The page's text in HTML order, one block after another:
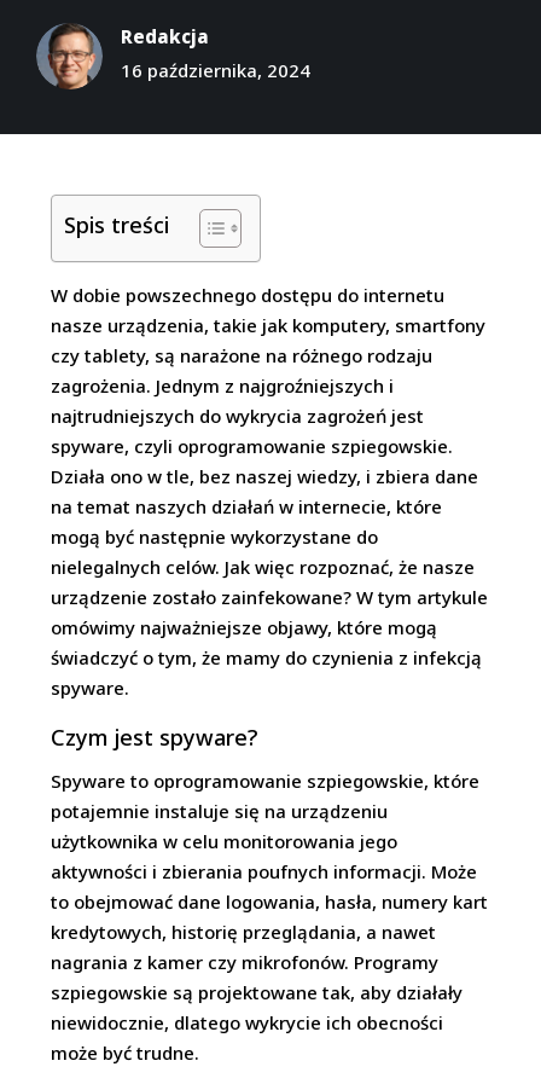
Redakcja
16 października, 2024
Spis treści
W dobie powszechnego dostępu do internetu
nasze urządzenia, takie jak komputery, smartfony
czy tablety, są narażone na różnego rodzaju
zagrożenia. Jednym z najgroźniejszych i
najtrudniejszych do wykrycia zagrożeń jest
spyware, czyli oprogramowanie szpiegowskie.
Działa ono w tle, bez naszej wiedzy, i zbiera dane
na temat naszych działań w internecie, które
mogą być następnie wykorzystane do
nielegalnych celów. Jak więc rozpoznać, że nasze
urządzenie zostało zainfekowane? W tym artykule
omówimy najważniejsze objawy, które mogą
świadczyć o tym, że mamy do czynienia z infekcją
spyware.
Czym jest spyware?
Spyware to oprogramowanie szpiegowskie, które
potajemnie instaluje się na urządzeniu
użytkownika w celu monitorowania jego
aktywności i zbierania poufnych informacji. Może
to obejmować dane logowania, hasła, numery kart
kredytowych, historię przeglądania, a nawet
nagrania z kamer czy mikrofonów. Programy
szpiegowskie są projektowane tak, aby działały
niewidocznie, dlatego wykrycie ich obecności
może być trudne.